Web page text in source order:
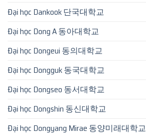
Đại học Dankook 단국대학교
Đại học Dong A 동아대학교
Đại học Dongeui 동의대학교
Đại học Dongguk 동국대학교
Đại học Dongseo 동서대학교
Đại học Dongshin 동신대학교
Đại học Dongyang Mirae 동양미래대학교